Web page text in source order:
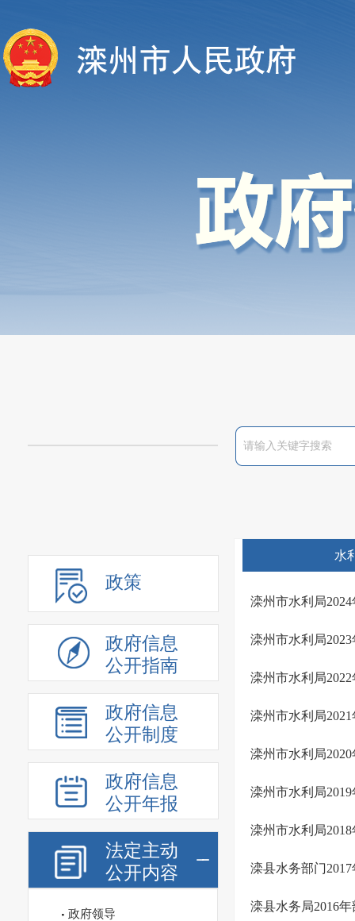
政策
政府信息
公开指南
政府信息
公开制度
政府信息
公开年报
法定主动
公开内容
政府领导
水
滦州市水利局
滦州市水利局
滦州市水利局
滦州市水利局
滦州市水利局
滦州市水利局
滦州市水利局
滦县水务部门
滦县水务局2016